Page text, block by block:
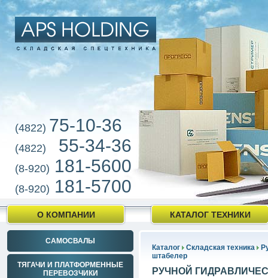
(4822) 75-10-36
(4822) 55-34-36
(8-920) 181-5600
(8-920) 181-5700
О КОМПАНИИ КАТАЛОГ ТЕХНИКИ
САМОСВАЛЫ
ТЯГАЧИ И ПЛАТФОРМЕННЫЕ
ПЕРЕВОЗЧИКИ
Каталог Складская техника
штабелер
РУЧНОЙ